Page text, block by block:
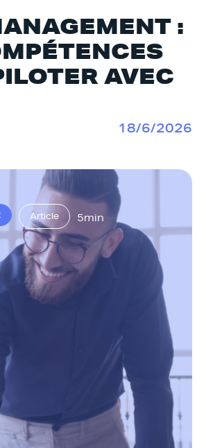
:
AVEC
18/6/2026
Article 5min